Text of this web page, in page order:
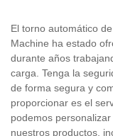
El torno automático
Machine ha estado
durante años
carga. Tenga la
de forma segura y
proporcionar es el
podemos
nuestros productos,